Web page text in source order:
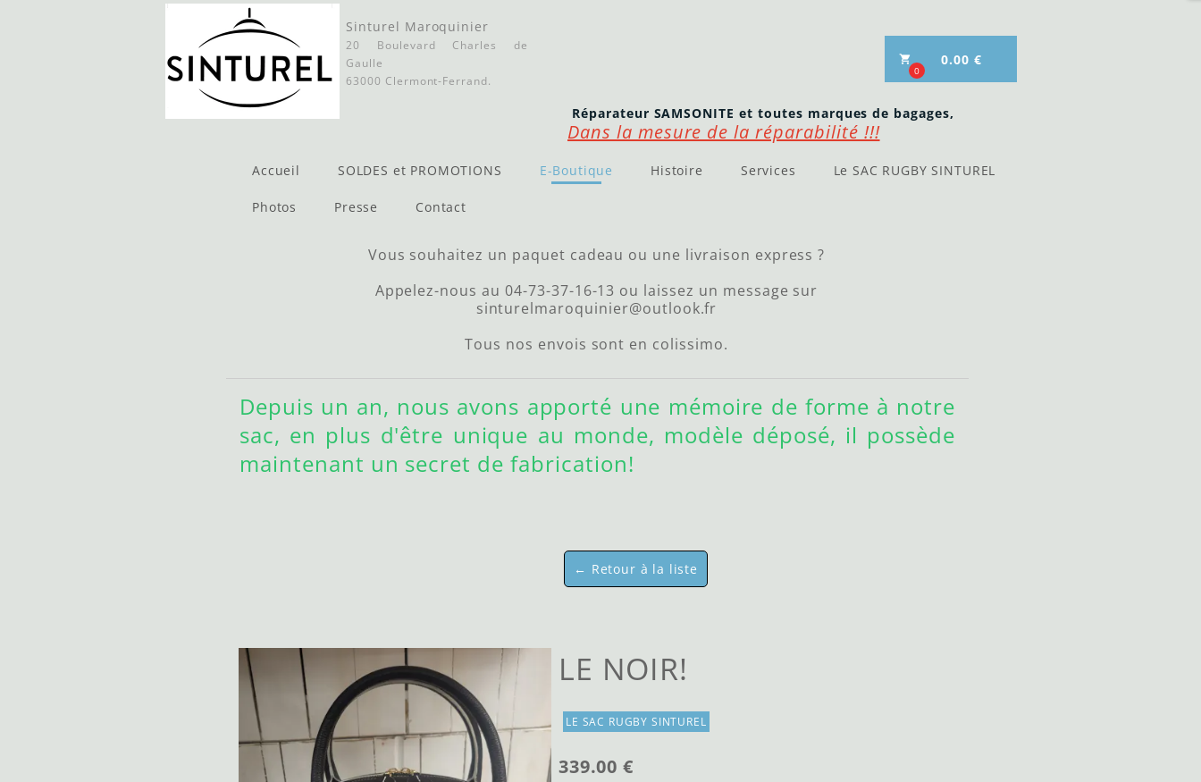
Accueil SOLDES et PROMOTIONS E-Boutique Histoire Services Le SAC RUGBY SINTUREL
Photos Presse Contact
Sinturel Maroquinier
20 Boulevard Charles de
Gaulle
63000 Clermont-Ferrand.
Réparateur SAMSONITE et toutes marques de bagages,
Dans la mesure de la réparabilité !!!
local_grocery_store
0
0.00 €
Vous souhaitez un paquet cadeau ou une livraison express ?
Appelez-nous au 04-73-37-16-13 ou laissez un message sur
sinturelmaroquinier@outlook.fr
Tous nos envois sont en colissimo.
Depuis un an, nous avons apporté une mémoire de forme à notre
sac, en plus d'être unique au monde, modèle déposé, il possède
maintenant un secret de fabrication!
← Retour à la liste
LE NOIR!
LE SAC RUGBY SINTUREL
339.00 €